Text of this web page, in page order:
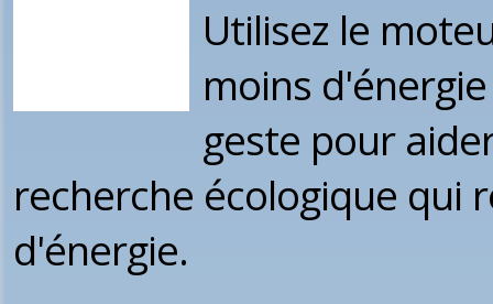
Utilisez le
moins
geste pour
recherche écologique qui
d'énergie.